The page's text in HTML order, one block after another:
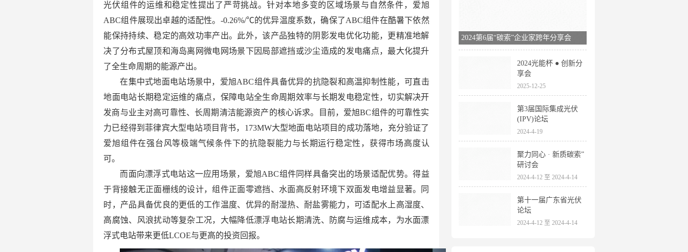
光伏组件的运维和稳定性提出了严苛挑战。针对本地多变的区域场景与自然条件，爱旭
ABC组件展现出卓越的适配性。-0.26%/℃的优异温度系数，确保了ABC组件在酷暑下依然
能保持持续、稳定的高效功率产出。此外，该产品独特的阴影发电优化功能，更精准地解
决了分布式屋顶和海岛离网微电网场景下因局部遮挡或沙尘造成的发电痛点，最大化提升
了全生命周期的能源产出。
在集中式地面电站场景中，爱旭ABC组件具备优异的抗隐裂和高温抑制性能，可直击
地面电站长期稳定运维的痛点，保障电站全生命周期效率与长期发电稳定性，切实解决开
发商与业主对高可靠性、长周期清洁能源资产的核心诉求。目前，爱旭BC组件的可靠性实
力已经得到菲律宾大型电站项目背书，173MW大型地面电站项目的成功落地，充分验证了
爱旭组件在强台风等极端气候条件下的抗隐裂能力与长期运行稳定性，获得市场高度认
可。
而面向漂浮式电站这一应用场景，爱旭ABC组件同样具备突出的场景适配优势。得益
于背接触无正面栅线的设计，组件正面零遮挡、水面高反射环境下双面发电增益显著。同
时，产品具备优良的更低的工作温度、优异的耐湿热、耐盐雾能力，可适配水上高湿度、
高腐蚀、风浪扰动等复杂工况，大幅降低漂浮电站长期清洗、防腐与运维成本，为水面漂
浮式电站带来更低LCOE与更高的投资回报。
2024第6届“碳索”企业家跨年分享会
2024光能杯 ● 创新分
享会
2025-12-25
第3届国际集成光伏
(IPV)论坛
2024-4-19
聚力同心 · 新质碳索”
研讨会
2024-4-12 至 2024-4-14
第十一届广东省光伏
论坛
2024-4-12 至 2024-4-14